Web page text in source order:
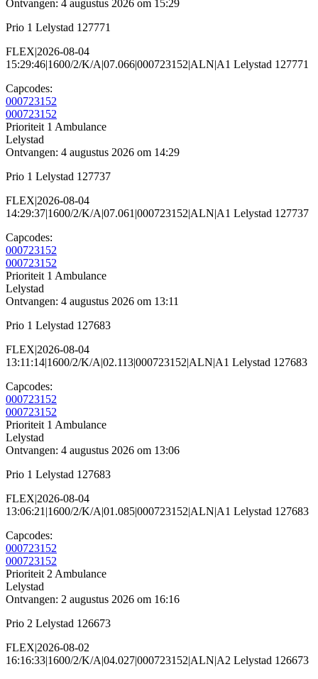
Ontvangen: 4 augustus 2026 om 15:29
Prio 1 Lelystad 127771
FLEX|2026-08-04
15:29:46|1600/2/K/A|07.066|000723152|ALN|A1 Lelystad 127771
Capcodes:
000723152
000723152
Prioriteit 1 Ambulance
Lelystad
Ontvangen: 4 augustus 2026 om 14:29
Prio 1 Lelystad 127737
FLEX|2026-08-04
14:29:37|1600/2/K/A|07.061|000723152|ALN|A1 Lelystad 127737
Capcodes:
000723152
000723152
Prioriteit 1 Ambulance
Lelystad
Ontvangen: 4 augustus 2026 om 13:11
Prio 1 Lelystad 127683
FLEX|2026-08-04
13:11:14|1600/2/K/A|02.113|000723152|ALN|A1 Lelystad 127683
Capcodes:
000723152
000723152
Prioriteit 1 Ambulance
Lelystad
Ontvangen: 4 augustus 2026 om 13:06
Prio 1 Lelystad 127683
FLEX|2026-08-04
13:06:21|1600/2/K/A|01.085|000723152|ALN|A1 Lelystad 127683
Capcodes:
000723152
000723152
Prioriteit 2 Ambulance
Lelystad
Ontvangen: 2 augustus 2026 om 16:16
Prio 2 Lelystad 126673
FLEX|2026-08-02
16:16:33|1600/2/K/A|04.027|000723152|ALN|A2 Lelystad 126673